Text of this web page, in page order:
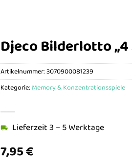
Djeco Bilderlotto „4
7,95€
Lieferzeit 3 – 5 Werktage
Artikelnummer:3070900081239
Kategorie: Memory & Konzentrationsspiele